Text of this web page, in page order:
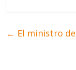
← El ministro